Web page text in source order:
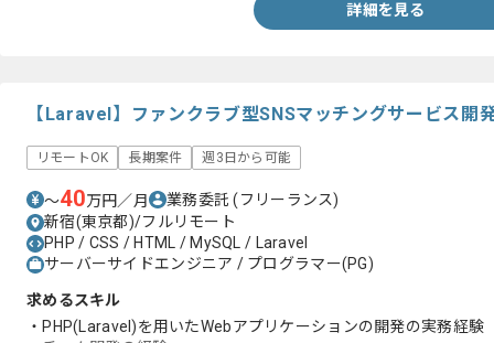
詳細を見る
【Laravel】ファンクラブ型SNSマッチングサービス開
リモートOK 長期案件 週3日から可能
〜40万円／月 業務委託(フリーランス)
新宿(東京都)/フルリモート
PHP / CSS / HTML / MySQL / Laravel
サーバーサイドエンジニア / プログラマー(PG)
求めるスキル
・PHP(Laravel)を用いたWebアプリケーションの開発の実務経験